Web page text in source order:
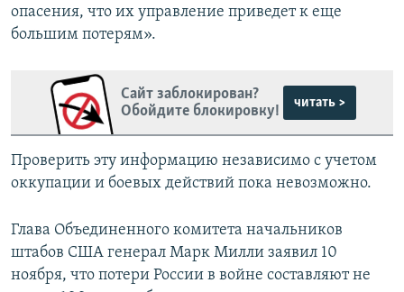
опасения, что их управление приведет к еще
большим потерям».
Сайт заблокирован?
Обойдите блокировку!
читать >
Проверить эту информацию независимо с учетом
оккупации и боевых действий пока невозможно.
Глава Объединенного комитета начальников
штабов США генерал Марк Милли заявил 10
ноября, что потери России в войне составляют не